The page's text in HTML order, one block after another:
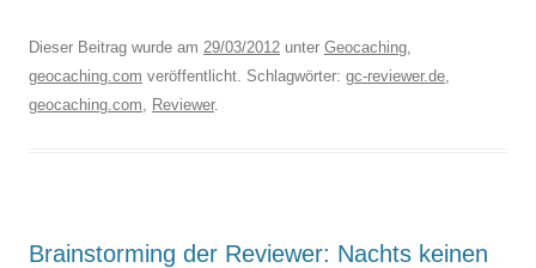
Dieser Beitrag wurde am 29/03/2012 unter Geocaching,
geocaching.com veröffentlicht. Schlagwörter: gc-reviewer.de,
geocaching.com, Reviewer.
Brainstorming der Reviewer: Nachts keinen